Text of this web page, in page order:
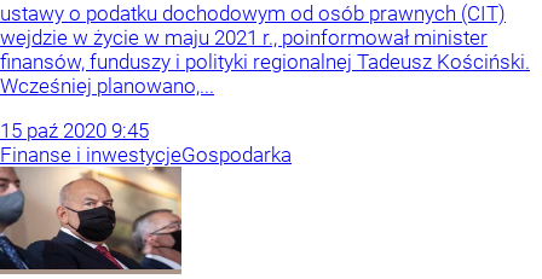
ustawy o podatku dochodowym od osób prawnych (CIT)
wejdzie w życie w maju 2021 r., poinformował minister
finansów, funduszy i polityki regionalnej Tadeusz Kościński.
Wcześniej planowano,...
15 paź 2020 9:45
Finanse i inwestycjeGospodarka